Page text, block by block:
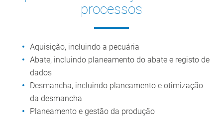
processos
Aquisição, incluindo a pecuária
Abate, incluindo planeamento do abate e registo de
dados
Desmancha, incluindo planeamento e otimização
da desmancha
Planeamento e gestão da produção